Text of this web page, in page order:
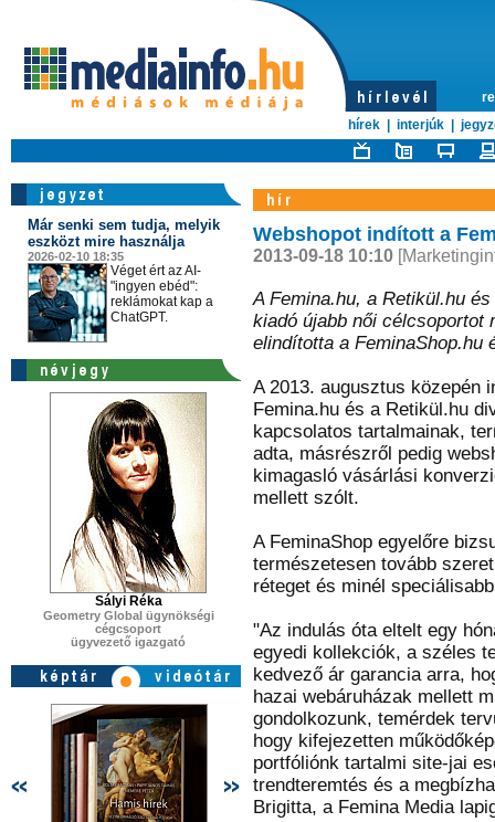
hírek
interjúk
Már senki sem tudja, melyik
eszközt mire használja
2026-02-10 18:35
Véget ért az AI-
"ingyen ebéd":
reklámokat kap a
ChatGPT.
Sályi Réka
Geometry Global ügynökségi
cégcsoport
ügyvezető igazgató
Webshopot indított a
2013-09-18 10:10
A Femina.hu, a Retikül.hu
kiadó újabb női
elindította a FeminaShop.hu
A 2013. augusztus közepén
Femina.hu és a Retikül.hu
kapcsolatos tartalmainak,
adta, másrészről pedig
kimagasló vásárlási
mellett szólt.
A FeminaShop egyelőre
természetesen tovább
réteget és minél
"Az indulás óta eltelt egy
egyedi kollekciók, a széles
kedvező ár garancia arra,
hazai webáruházak mellett
gondolkozunk, temérdek
hogy kifejezetten
portfóliónk tartalmi site-jai
trendteremtés és a
Brigitta, a Femina Media